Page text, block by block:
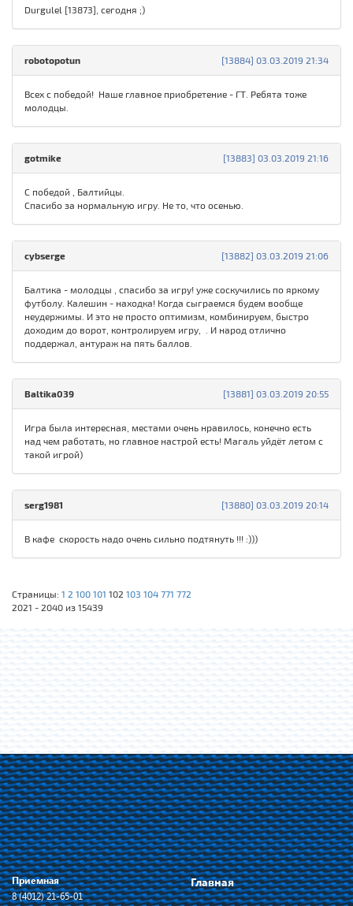
Durgulel [13873], сегодня ;)
[13884] 03.03.2019 21:34
robotopotun
Всех с победой! Наше главное приобретение - ГТ. Ребята тоже
молодцы.
[13883] 03.03.2019 21:16
gotmike
С победой , Балтийцы.
Спасибо за нормальную игру. Не то, что осенью.
[13882] 03.03.2019 21:06
cybserge
Балтика - молодцы , спасибо за игру! уже соскучились по яркому
футболу. Калешин - находка! Когда сыграемся будем вообще
неудержимы. И это не просто оптимизм, комбинируем, быстро
доходим до ворот, контролируем игру, . И народ отлично
поддержал, антураж на пять баллов.
[13881] 03.03.2019 20:55
Baltika039
Игра была интересная, местами очень нравилось, конечно есть
над чем работать, но главное настрой есть! Магаль уйдёт летом с
такой игрой)
[13880] 03.03.2019 20:14
serg1981
В кафе скорость надо очень сильно подтянуть !!! :)))
Страницы: 1 2 100 101 102 103 104 771 772
2021 - 2040 из 15439
Приемная
8 (4012) 21-65-01
Главная